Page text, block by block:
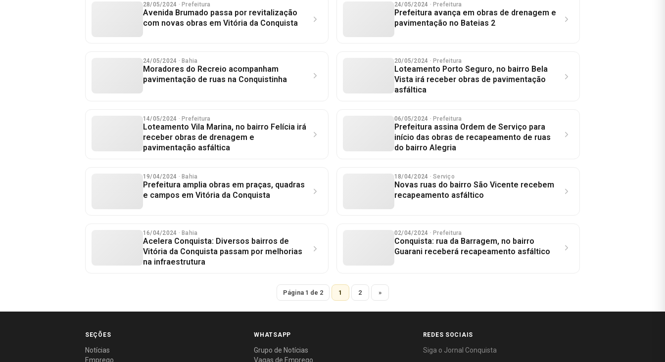
28/05/2024 · Prefeitura
Avenida Brumado passa por revitalização
com novas obras em Vitória da Conquista
24/05/2024 · Prefeitura
Prefeitura avança em obras de drenagem e
pavimentação no Bateias 2
24/05/2024 · Bahia
Moradores do Recreio acompanham
pavimentação de ruas na Conquistinha
20/05/2024 · Prefeitura
Loteamento Porto Seguro, no bairro Bela
Vista irá receber obras de pavimentação
asfáltica
14/05/2024 · Prefeitura
Loteamento Vila Marina, no bairro Felícia irá
receber obras de drenagem e
pavimentação asfáltica
06/05/2024 · Prefeitura
Prefeitura assina Ordem de Serviço para
início das obras de recapeamento de ruas
do bairro Alegria
19/04/2024 · Bahia
Prefeitura amplia obras em praças, quadras
e campos em Vitória da Conquista
18/04/2024 · Serviço
Novas ruas do bairro São Vicente recebem
recapeamento asfáltico
16/04/2024 · Bahia
Acelera Conquista: Diversos bairros de
Vitória da Conquista passam por melhorias
na infraestrutura
02/04/2024 · Prefeitura
Conquista: rua da Barragem, no bairro
Guarani receberá recapeamento asfáltico
Página 1 de 2 1 2 »
SEÇÕES
Notícias
Emprego
WHATSAPP
Grupo de Notícias
Vagas de Emprego
REDES SOCIAIS
Siga o Jornal Conquista